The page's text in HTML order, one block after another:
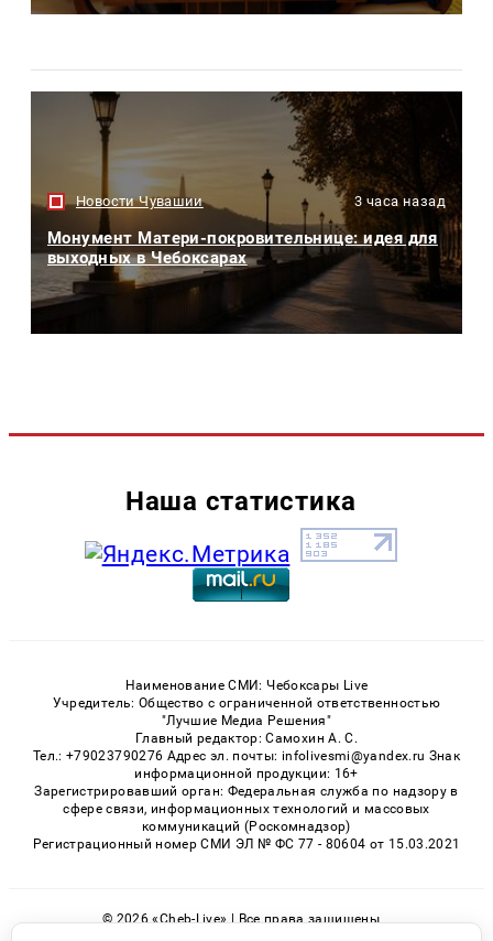
Новости Чувашии 3 часа назад
Монумент Матери-покровительнице: идея для
выходных в Чебоксарах
Наша статистика
Наименование СМИ: Чебоксары Live
Учредитель: Общество с ограниченной ответственностью
"Лучшие Медиа Решения"
Главный редактор: Самохин А. С.
Тел.: +79023790276 Адрес эл. почты: infolivesmi@yandex.ru Знак
информационной продукции: 16+
Зарегистрировавший орган: Федеральная служба по надзору в
сфере связи, информационных технологий и массовых
коммуникаций (Роскомнадзор)
Регистрационный номер СМИ ЭЛ № ФС 77 - 80604 от 15.03.2021
© 2026 «Cheb-Live» | Все права защищены